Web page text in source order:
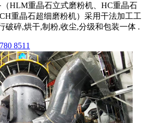
HLM重晶石立式磨粉机、HC重晶石
重晶石超细磨粉机）采用干法加工工
破碎,烘干,制粉,收尘,分级和包装一体 .
8511